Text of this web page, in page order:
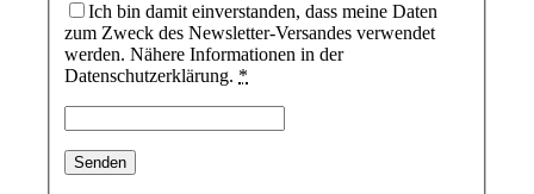
Ich bin damit einverstanden, dass meine Daten
zum Zweck des Newsletter-Versandes verwendet
werden. Nähere Informationen in der
Datenschutzerklärung. *